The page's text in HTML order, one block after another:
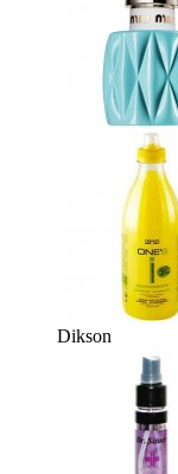
Dikson